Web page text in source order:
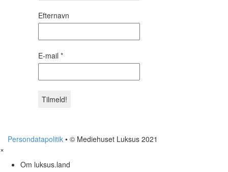
Efternavn
E-mail *
Persondatapolitik • © Mediehuset Luksus 2021
×
Om luksus.land